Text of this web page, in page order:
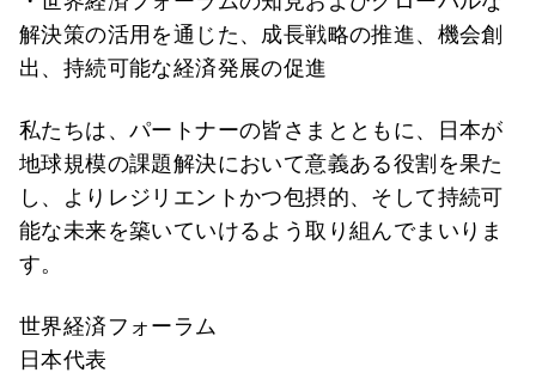
解決策の活用を通じた、成長戦略の推進、機会創
出、持続可能な経済発展の促進
私たちは、パートナーの皆さまとともに、日本が
地球規模の課題解決において意義ある役割を果た
し、よりレジリエントかつ包摂的、そして持続可
能な未来を築いていけるよう取り組んでまいりま
す。
世界経済フォーラム
日本代表